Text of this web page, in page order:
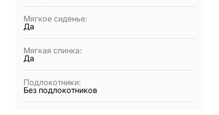
Мягкое сиденье:
Да
Мягкая спинка:
Да
Подлокотники:
Без подлокотников